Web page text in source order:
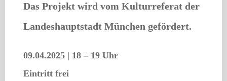
Das Projekt wird vom Kulturreferat der
Landeshauptstadt München gefördert.
09.04.2025 | 18 – 19 Uhr
Eintritt frei